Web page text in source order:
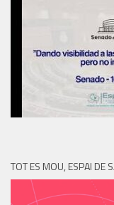
TOT ES MOU, ESPAI DE